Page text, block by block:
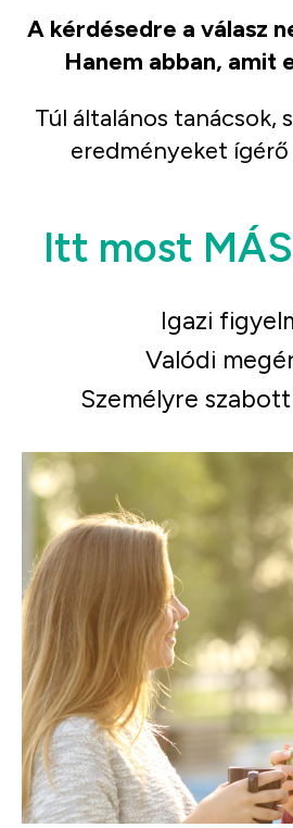
A kérdésedre a válasz
Hanem abban, amit
Túl általános tanácsok,
eredményeket ígérő
Itt most
Igazi
Valódi
Személyre